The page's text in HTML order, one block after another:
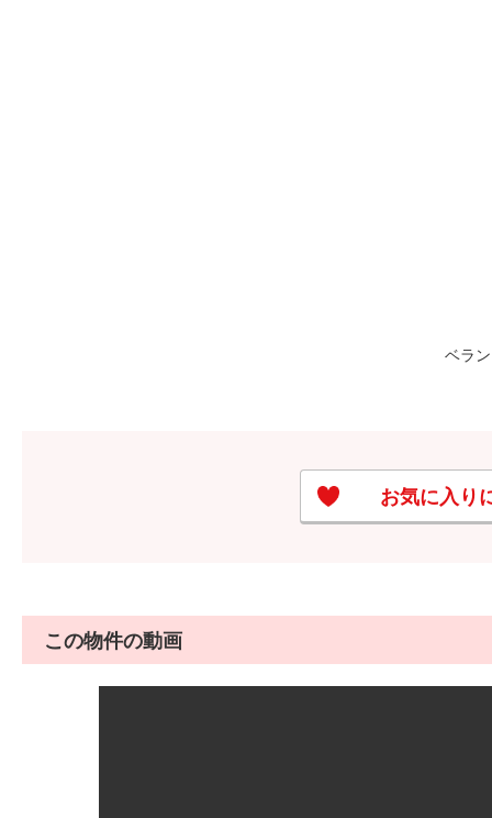
ベラ
お気に入り
この物件の動画